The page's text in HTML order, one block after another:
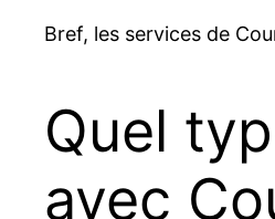
Bref, les services de
Quel
avec